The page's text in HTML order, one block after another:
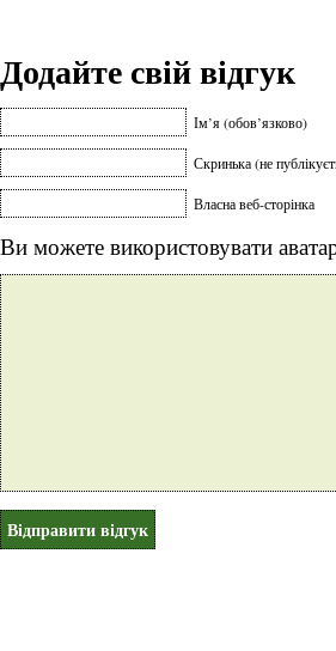
Додайте свій відгук
Ім’я (обов’язково)
Скринька (не
Власна веб-сторінка
Ви можете використовувати